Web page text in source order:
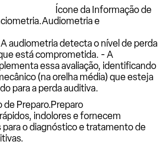
Ícone da Informação de
Audiometria e
audiometria detecta o nível de perda
está comprometida. - A
essa avaliação, identificando
(na orelha média) que esteja
para a perda auditiva.
de Preparo.Preparo
indolores e fornecem
o diagnóstico e tratamento de